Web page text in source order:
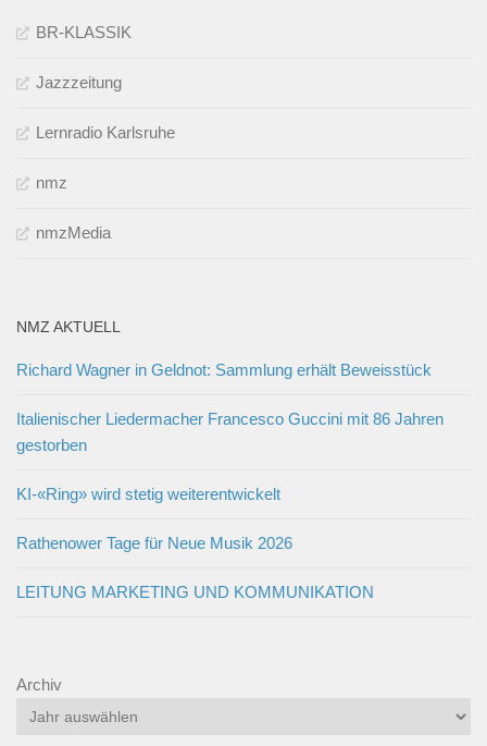
BR-KLASSIK
Jazzzeitung
Lernradio Karlsruhe
nmz
nmzMedia
NMZ AKTUELL
Richard Wagner in Geldnot: Sammlung erhält Beweisstück
Italienischer Liedermacher Francesco Guccini mit 86 Jahren
gestorben
KI-«Ring» wird stetig weiterentwickelt
Rathenower Tage für Neue Musik 2026
LEITUNG MARKETING UND KOMMUNIKATION
Archiv